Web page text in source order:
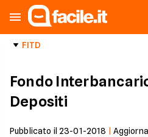
FITD
Fondo
Depositi
Pubblicato il 23-01-2018